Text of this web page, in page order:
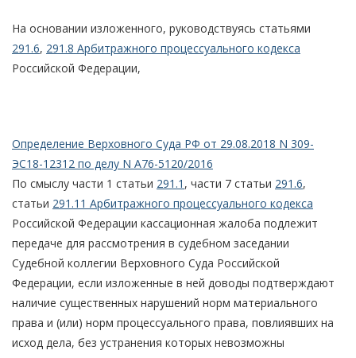
На основании изложенного, руководствуясь статьями
291.6, 291.8 Арбитражного процессуального кодекса
Российской Федерации,
Определение Верховного Суда РФ от 29.08.2018 N 309-
ЭС18-12312 по делу N А76-5120/2016
По смыслу части 1 статьи 291.1 , части 7 статьи 291.6,
статьи 291.11 Арбитражного процессуального кодекса
Российской Федерации кассационная жалоба подлежит
передаче для рассмотрения в судебном заседании
Судебной коллегии Верховного Суда Российской
Федерации, если изложенные в ней доводы подтверждают
наличие существенных нарушений норм материального
права и (или) норм процессуального права, повлиявших на
исход дела, без устранения которых невозможны